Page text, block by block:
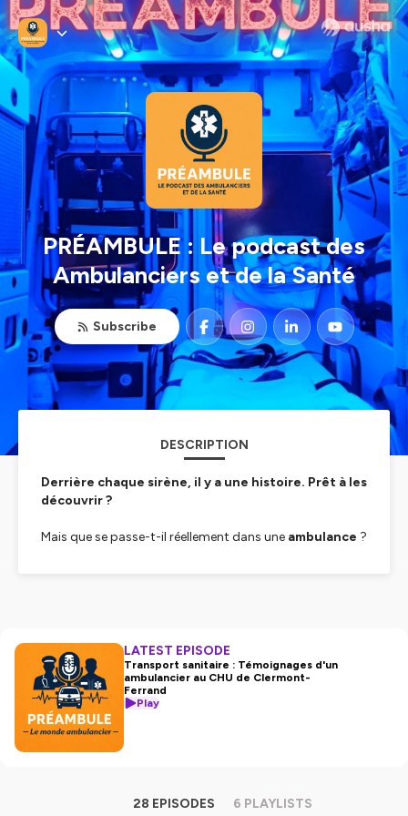
PRÉAMBULE : Le podcast des
Ambulanciers et de la Santé
Subscribe
DESCRIPTION
Derrière chaque sirène, il y a une histoire. Prêt à les
découvrir ?
Mais que se passe-t-il réellement dans une ambulance ?
système de santé: en effet, ils permettent à tous un
accès aux soins quel que soit son état, sapathologie
que l’on vive en ville ou à la campagne.
Mais comment devient-on ambulancier ? Quelles sont
les missions de l’ambulancier ? Quelles sont les
évolutions de carrière de l’ambulancier ? Comment
LATEST EPISODE
Transport sanitaire : Témoignages d'un
ambulancier au CHU de Clermont-
Ferrand
Play
28 EPISODES 6 PLAYLISTS